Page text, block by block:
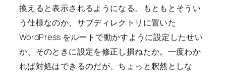
換えると表示されるようになる。もともとそうい
う仕様なのか、サブディレクトリに置いた
WordPress をルートで動かすように設定したせい
か、そのときに設定を修正し損ねたか。一度わか
れば対処はできるのだが、ちょっと釈然としな